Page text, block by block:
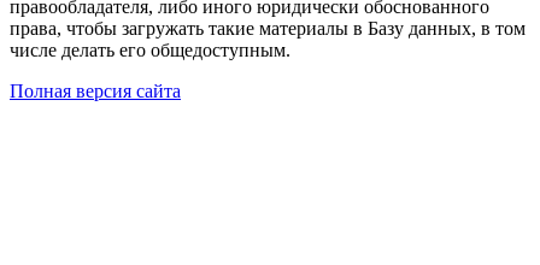
правообладателя, либо иного юридически обоснованного
права, чтобы загружать такие материалы в Базу данных, в том
числе делать его общедоступным.
Полная версия сайта